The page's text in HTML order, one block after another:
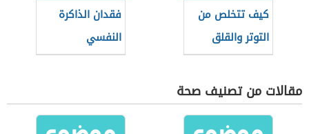
كيف تتخلص من
التوتر والقلق
فقدان الذاكرة
النفسي
مقالات من تصنيف صحة